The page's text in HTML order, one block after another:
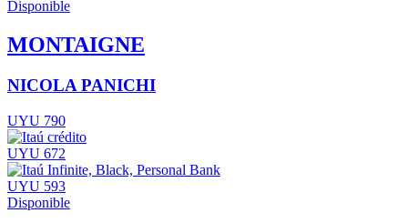
Disponible
MONTAIGNE
NICOLA PANICHI
UYU 790
UYU 672
UYU 593
Disponible